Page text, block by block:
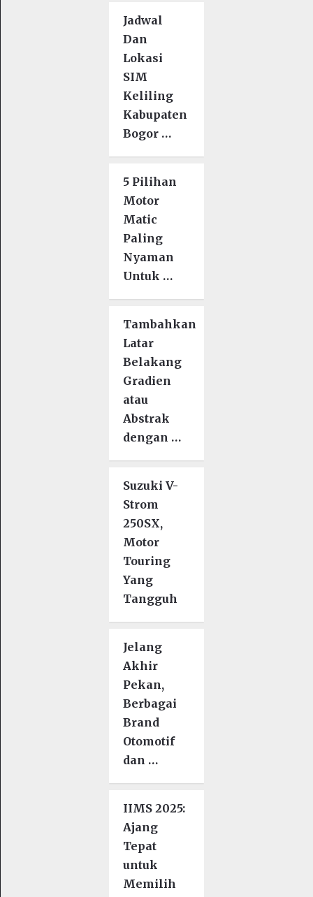
Jadwal
Dan
Lokasi
SIM
Keliling
Kabupaten
Bogor …
5 Pilihan
Motor
Matic
Paling
Nyaman
Untuk …
Tambahkan
Latar
Belakang
Gradien
atau
Abstrak
dengan …
Suzuki V-
Strom
250SX,
Motor
Touring
Yang
Tangguh
Jelang
Akhir
Pekan,
Berbagai
Brand
Otomotif
dan …
IIMS 2025:
Ajang
Tepat
untuk
Memilih